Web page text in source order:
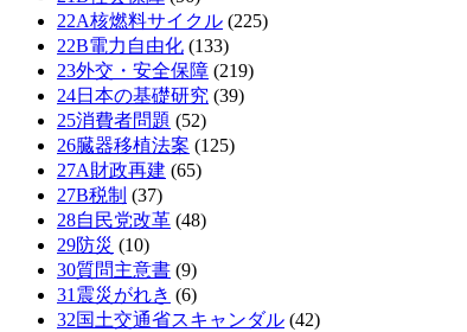
22A核燃料サイクル (225)
22B電力自由化 (133)
23外交・安全保障 (219)
24日本の基礎研究 (39)
25消費者問題 (52)
26臓器移植法案 (125)
27A財政再建 (65)
27B税制 (37)
28自民党改革 (48)
29防災 (10)
30質問主意書 (9)
31震災がれき (6)
32国土交通省スキャンダル (42)